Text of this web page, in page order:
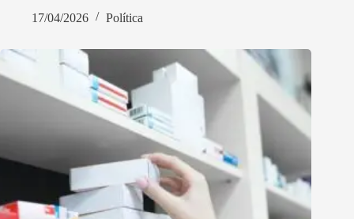
17/04/2026
Política